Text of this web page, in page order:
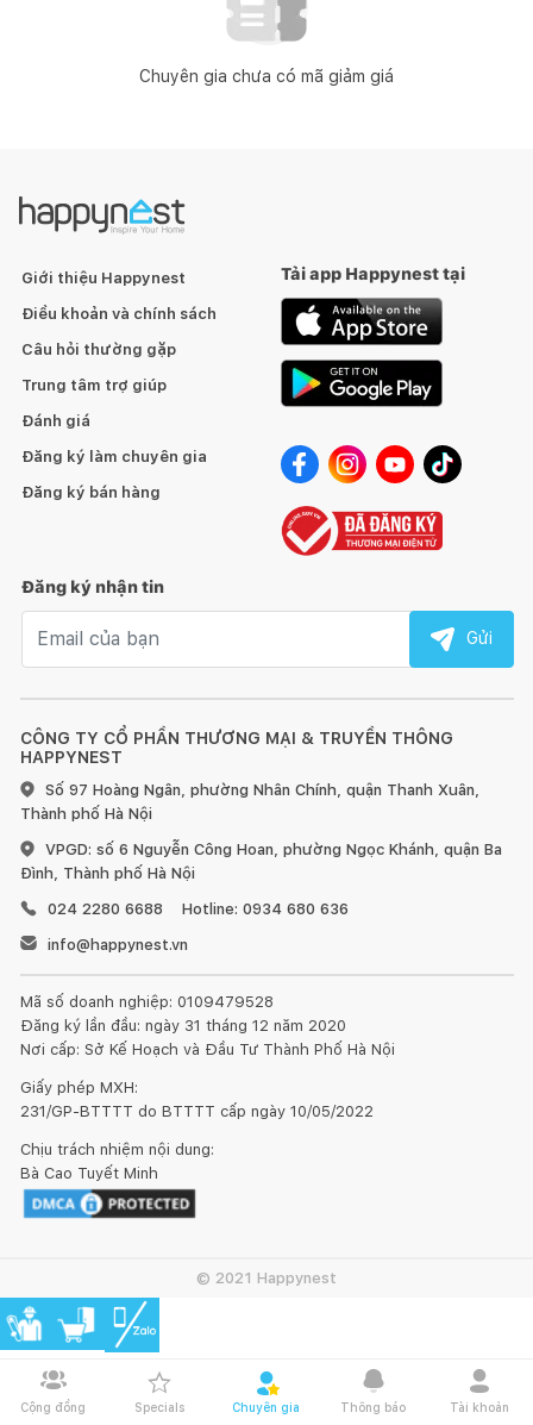
Cộng đồng Specials Chuyên gia Thông báo Tài khoản
Chuyên gia chưa có mã giảm giá
CÔNG TY CỔ PHẦN THƯƠNG MẠI & TRUYỀN THÔNG
HAPPYNEST
Số 97 Hoàng Ngân, phường Nhân Chính, quận Thanh Xuân,
Thành phố Hà Nội
VPGD: số 6 Nguyễn Công Hoan, phường Ngọc Khánh, quận Ba
Đình, Thành phố Hà Nội
024 2280 6688
Hotline: 0934 680 636
info@happynest.vn
Mã số doanh nghiệp: 0109479528
Đăng ký lần đầu: ngày 31 tháng 12 năm 2020
Nơi cấp: Sở Kế Hoạch và Đầu Tư Thành Phố Hà Nội
Giấy phép MXH:
231/GP-BTTTT do BTTTT cấp ngày 10/05/2022
Chịu trách nhiệm nội dung:
Bà Cao Tuyết Minh
Giới thiệu Happynest
Điều khoản và chính sách
Câu hỏi thường gặp
Trung tâm trợ giúp
Đánh giá
Đăng ký làm chuyên gia
Đăng ký bán hàng
Tải app Happynest tại
Đăng ký nhận tin
Gửi
© 2021 Happynest